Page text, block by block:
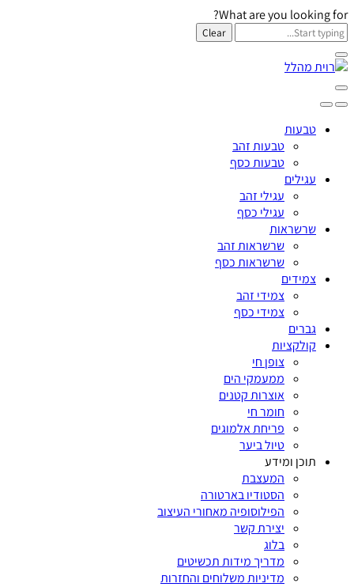
What are you looking for?
Clear
טבעות
טבעות זהב
טבעות כסף
עגילים
עגילי זהב
עגילי כסף
שרשראות
שרשראות זהב
שרשראות כסף
צמידים
צמידי זהב
צמידי כסף
גברים
קולקציות
צופן חי
ממעמקי הים
אוצרות קטנים
חומר חי
פריחת אלמוגים
טיול ביער
תוכן ומידע
המעצבת
הסטודיו בארטורה
הפילוסופיה מאחורי העיצוב
יצירת קשר
בלוג
מדריך מידות תכשיטים
מדיניות משלוחים והחזרות